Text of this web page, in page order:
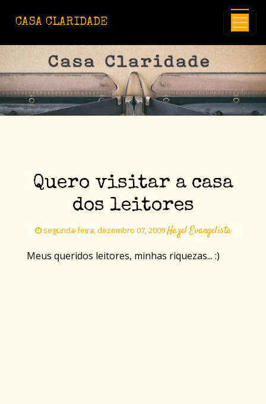
CASA CLARIDADE
Quero visitar a casa
dos leitores
segunda-feira, dezembro 07, 2009Hazel Evangelista
Meus queridos leitores, minhas riquezas... :)